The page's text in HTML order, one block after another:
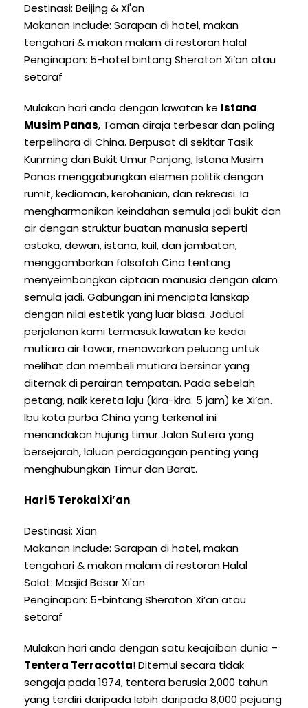
Destinasi: Beijing & Xi'an
Makanan Include: Sarapan di hotel, makan
tengahari & makan malam di restoran halal
Penginapan: 5-hotel bintang Sheraton Xi’an atau
setaraf
Mulakan hari anda dengan lawatan ke Istana
Musim Panas, Taman diraja terbesar dan paling
terpelihara di China. Berpusat di sekitar Tasik
Kunming dan Bukit Umur Panjang, Istana Musim
Panas menggabungkan elemen politik dengan
rumit, kediaman, kerohanian, dan rekreasi. Ia
mengharmonikan keindahan semula jadi bukit dan
air dengan struktur buatan manusia seperti
astaka, dewan, istana, kuil, dan jambatan,
menggambarkan falsafah Cina tentang
menyeimbangkan ciptaan manusia dengan alam
semula jadi. Gabungan ini mencipta lanskap
dengan nilai estetik yang luar biasa. Jadual
perjalanan kami termasuk lawatan ke kedai
mutiara air tawar, menawarkan peluang untuk
melihat dan membeli mutiara bersinar yang
diternak di perairan tempatan. Pada sebelah
petang, naik kereta laju (kira-kira. 5 jam) ke Xi’an.
Ibu kota purba China yang terkenal ini
menandakan hujung timur Jalan Sutera yang
bersejarah, laluan perdagangan penting yang
menghubungkan Timur dan Barat.
Hari 5 Terokai Xi’an
Destinasi: Xian
Makanan Include: Sarapan di hotel, makan
tengahari & makan malam di restoran Halal
Solat: Masjid Besar Xi'an
Penginapan: 5-bintang Sheraton Xi’an atau
setaraf
Mulakan hari anda dengan satu keajaiban dunia –
Tentera Terracotta! Ditemui secara tidak
sengaja pada 1974, tentera berusia 2,000 tahun
yang terdiri daripada lebih daripada 8,000 pejuang